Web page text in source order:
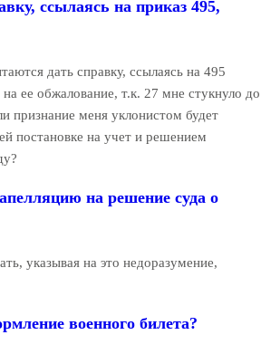
ссылаясь на приказ 495,
дать справку, ссылаясь на 495
ее обжалование, т.к. 27 мне стукнуло до
признание меня уклонистом будет
постановке на учет и решением
на решение суда о
указывая на это недоразумение,
военного билета?